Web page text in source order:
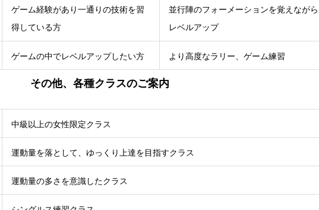
ゲーム経験があり一通りの技術を習
得している方
並行陣のフォーメーションを覚えながら
レベルアップ
ゲームの中でレベルアップしたい方 より高度なラリー、ゲーム練習
その他、各種クラスのご案内
中級以上の女性限定クラス
運動量を落として、ゆっくり上達を目指すクラス
運動量の多さを意識したクラス